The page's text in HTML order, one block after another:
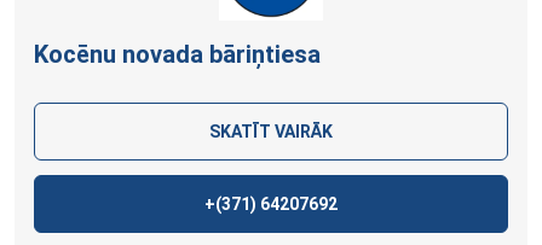
Kocēnu novada bāriņtiesa
SKATĪT VAIRĀK
+(371) 64207692